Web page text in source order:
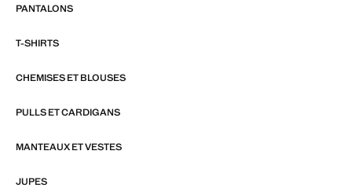
PANTALONS
T-SHIRTS
CHEMISES ET BLOUSES
PULLS ET CARDIGANS
MANTEAUX ET VESTES
JUPES